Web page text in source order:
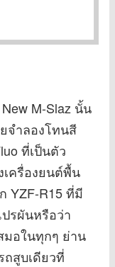
M-Slaz นั้น
จำลองโทนสี
ที่เป็นตัว
เครื่องยนต์พื้น
YZF-R15 ที่มี
รผันหรือว่า
มอในทุกๆ ย่าน
สูบเดียวที่